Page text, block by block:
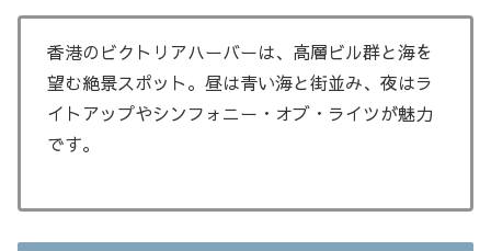
香港のビクトリアハーバーは、高層ビル群と海を
望む絶景スポット。昼は青い海と街並み、夜はラ
イトアップやシンフォニー・オブ・ライツが魅力
です。